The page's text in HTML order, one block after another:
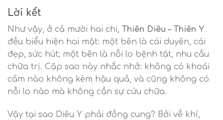
Lời kết
Như vậy, ở cả mười hai chi, Thiên Diêu – Thiên Y
đều biểu hiện hai mặt: một bên là cái duyên, cái
đẹp, sức hút; một bên là nỗi lo bệnh tật, nhu cầu
chữa trị. Cặp sao này nhắc nhở: không có khoái
cảm nào không kèm hậu quả, và cũng không có
nỗi lo nào mà không cần sự cứu chữa.
Vậy tại sao Diêu Y phải đồng cung? Bởi về khí,